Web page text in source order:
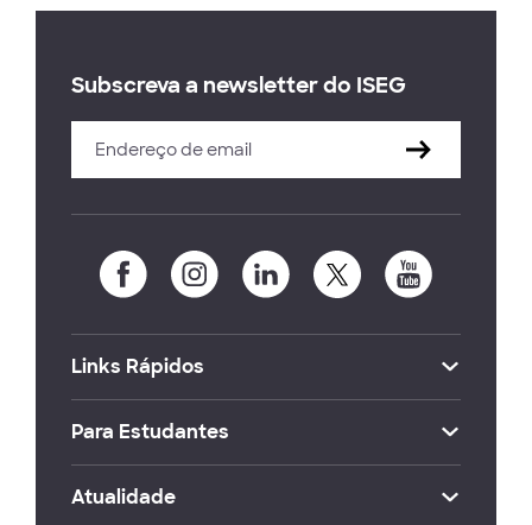
Subscreva a newsletter do ISEG
Links Rápidos
Para Estudantes
Atualidade